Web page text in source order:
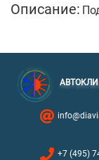
Описание:
+7 (495)